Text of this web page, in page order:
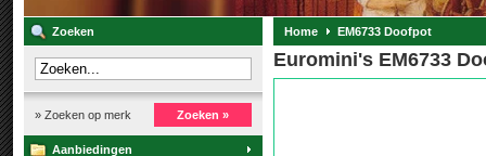
Zoeken
» Zoeken op merk Zoeken »
Aanbiedingen
Home EM6733 Doofpot
Euromini's EM6733